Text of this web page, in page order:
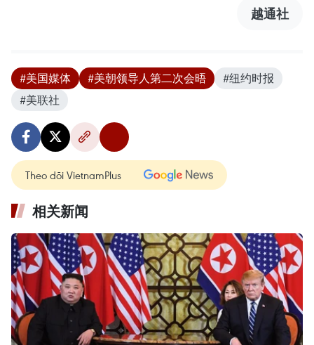
越通社
#美国媒体 #美朝领导人第二次会晤
#纽约时报
#美联社
Theo dõi VietnamPlus
相关新闻